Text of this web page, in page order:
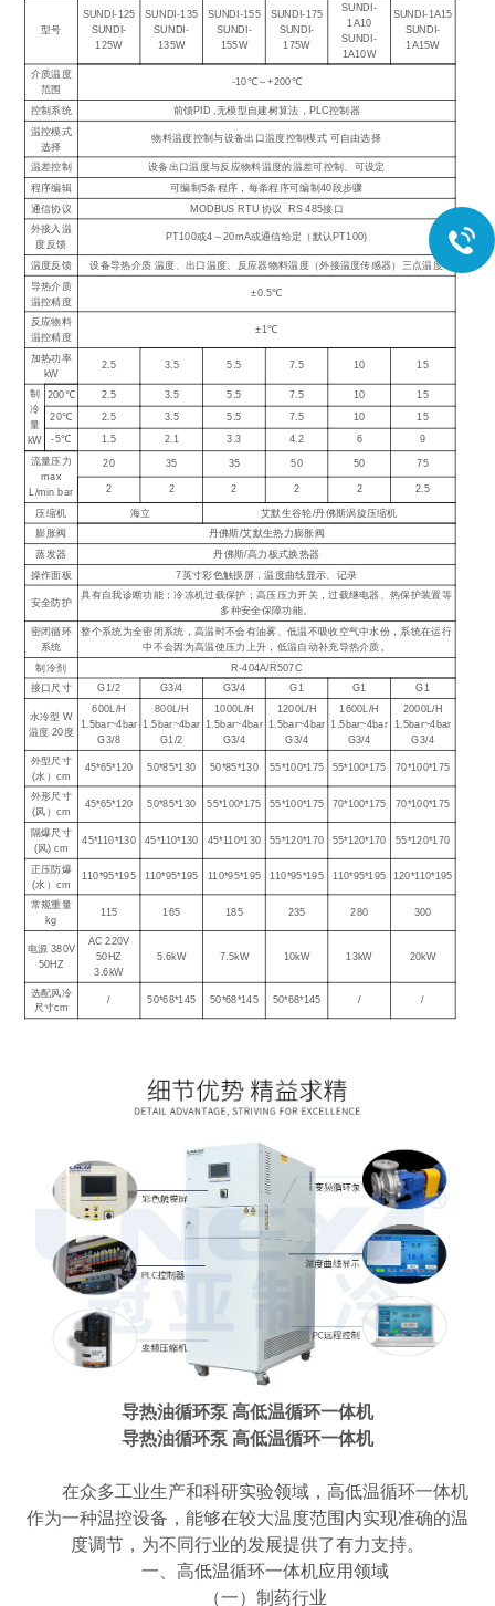
型号
SUNDI-125
SUNDI-
125W
SUNDI-135
SUNDI-
135W
SUNDI-155
SUNDI-
155W
SUNDI-175
SUNDI-
175W
SUNDI-
1A10
SUNDI-
1A10W
SUNDI-1A15
SUNDI-
1A15W
介质温度
范围
-10℃～+200℃
控制系统
前馈PID ,无模型自建树算法，PLC控制器
温控模式
选择
物料温度控制与设备出口温度控制模式 可自由选择
温差控制 设备出口温度与反应物料温度的温差可控制、可设定
程序编辑 可编制5条程序，每条程序可编制40段步骤
通信协议
MODBUS RTU 协议 RS 485接口
外接入温
度反馈
PT100或4～20mA或通信给定（默认PT100)
温度反馈
设备导热介质 温度、出口温度、反应器物料温度（外接温度传感器）三点温度
导热介质
温控精度
±0.5℃
反应物料
温控精度
±1℃
加热功率
kW
2.5 3.5 5.5 7.5 10 15
制
冷
量
kW
200℃ 2.5 3.5 5.5 7.5 10
15
20℃
2.5 3.5 5.5 7.5 10
15
-5℃
1.5 2.1 3.3 4.2 6
9
流量压力
max
L/min bar
20 35 35 50 50 75
2 2 2 2 2 2.5
压缩机 海立 艾默生谷轮/丹佛斯涡旋压缩机
膨胀阀 丹佛斯/艾默生热力膨胀阀
蒸发器
丹佛斯/高力板式换热器
操作面板
7英寸彩色触摸屏，温度曲线显示、记录
安全防护
具有自我诊断功能；冷冻机过载保护；高压压力开关，过载继电器、热保护装置等
多种安全保障功能。
密闭循环
系统
整个系统为全密闭系统，高温时不会有油雾、低温不吸收空气中水份，系统在运行
中不会因为高温使压力上升，低温自动补充导热介质。
制冷剂 R-404A/R507C
接口尺寸 G1/2 G3/4 G3/4 G1 G1 G1
水冷型 W
温度 20度
600L/H
1.5bar~4bar
G3/8
800L/H
1.5bar~4bar
G1/2
1000L/H
1.5bar~4bar
G3/4
1200L/H
1.5bar~4bar
G3/4
1600L/H
1.5bar~4bar
G3/4
2000L/H
1.5bar~4bar
G3/4
外型尺寸
(水）cm
45*65*120 50*85*130 50*85*130 55*100*175 55*100*175 70*100*175
外形尺寸
(风）cm
45*65*120 50*85*130 55*100*175 55*100*175 70*100*175 70*100*175
隔爆尺寸
(风) cm
45*110*130 45*110*130 45*110*130 55*120*170 55*120*170 55*120*170
正压防爆
(水）cm
110*95*195 110*95*195 110*95*195 110*95*195 110*95*195 120*110*195
常规重量
kg
115 165 185 235 280 300
电源 380V
50HZ
AC 220V
50HZ
3.6kW
5.6kW 7.5kW 10kW 13kW 20kW
选配风冷
尺寸cm
/ 50*68*145 50*68*145 50*68*145 / /
导热油循环泵 高低温循环一体机
导热油循环泵 高低温循环一体机
在众多工业生产和科研实验领域，高低温循环一体机
作为一种温控设备，能够在较大温度范围内实现准确的温
度调节，为不同行业的发展提供了有力支持。
一、高低温循环一体机应用领域
（一）制药行业